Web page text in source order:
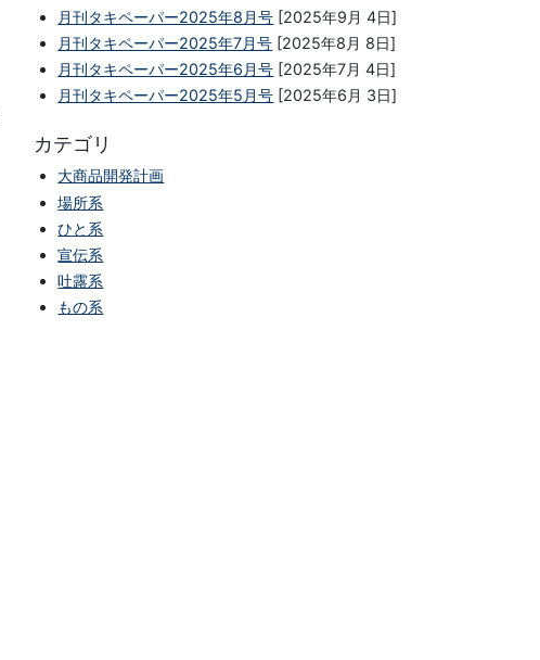
月刊タキペーパー2025年8月号 [2025年9月 4日]
月刊タキペーパー2025年7月号 [2025年8月 8日]
月刊タキペーパー2025年6月号 [2025年7月 4日]
月刊タキペーパー2025年5月号 [2025年6月 3日]
カテゴリ
大商品開発計画
場所系
ひと系
宣伝系
吐露系
もの系